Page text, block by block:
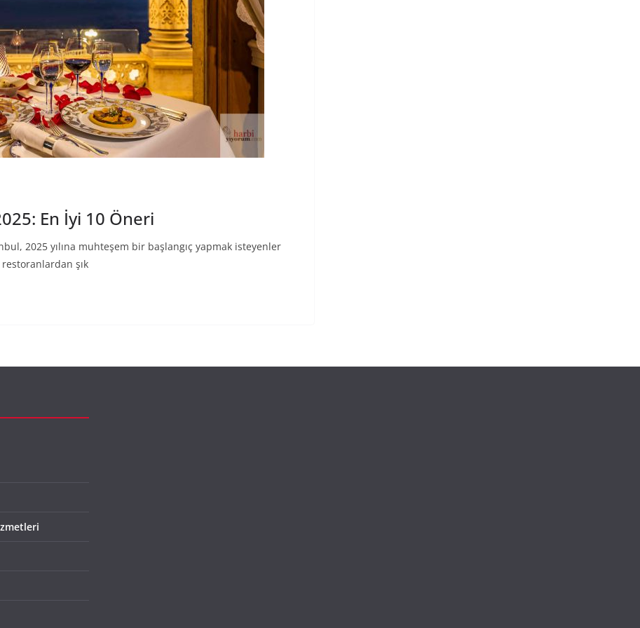
En İyi 10 Öneri
2025 yılına muhteşem bir başlangıç yapmak isteyenler
restoranlardan şık